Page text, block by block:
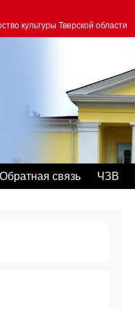
культуры Тверской области
Обратная связь ЧЗВ